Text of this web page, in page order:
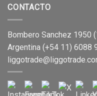
CONTACTO
Bombero Sanchez 1950
Argentina (+54 11) 6088